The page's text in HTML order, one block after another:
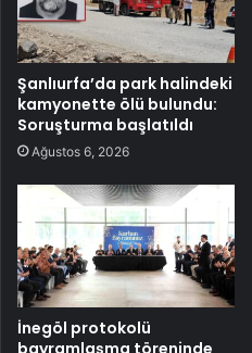
Şanlıurfa’da park halindeki
kamyonette ölü bulundu:
Soruşturma başlatıldı
Ağustos 6, 2026
İnegöl protokolü
bayramlaşma töreninde